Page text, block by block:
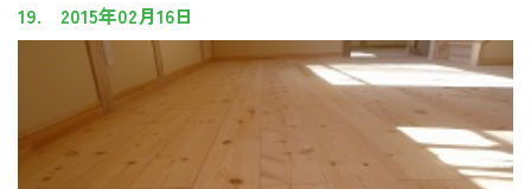
19. 2015年02月16日